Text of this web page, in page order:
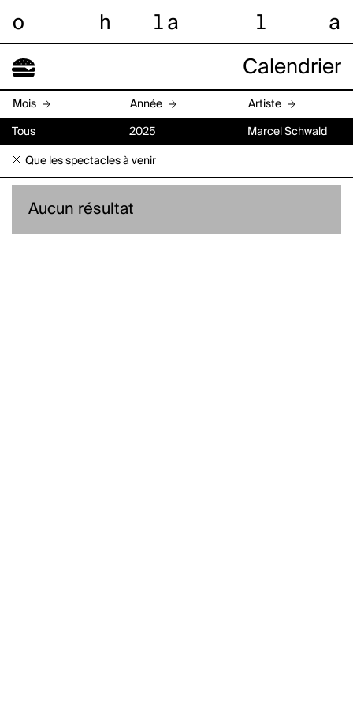
o h l a l a
Calendrier
Mois Année Artiste
Tous 2025 Marcel Schwald
Que les spectacles à venir
Aucun résultat